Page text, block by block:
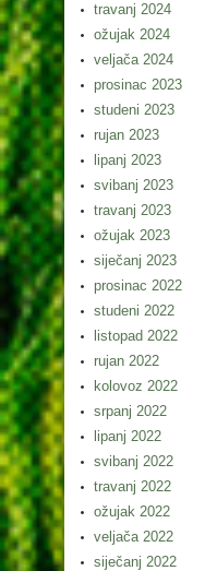
travanj 2024
ožujak 2024
veljača 2024
prosinac 2023
studeni 2023
rujan 2023
lipanj 2023
svibanj 2023
travanj 2023
ožujak 2023
siječanj 2023
prosinac 2022
studeni 2022
listopad 2022
rujan 2022
kolovoz 2022
srpanj 2022
lipanj 2022
svibanj 2022
travanj 2022
ožujak 2022
veljača 2022
siječanj 2022